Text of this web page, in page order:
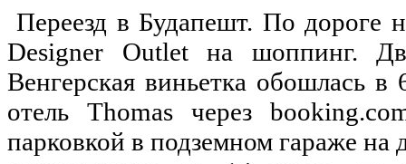
Переезд в Будапешт. По дороге
Designer Outlet на шоппинг.
Венгерская виньетка обошлась
отель Thomas через
парковкой в подземном гараже на